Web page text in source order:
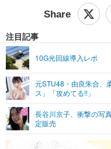
ショッピング
エンタメTOP
音楽
グラビア
ペット
その他
リリース一覧
プッシュ通知の停止方法
注目記事
10G光回線導入レポ
元STU48・由良朱合、
ス」「攻めてる!!」
長谷川京子、衝撃の写
定販売